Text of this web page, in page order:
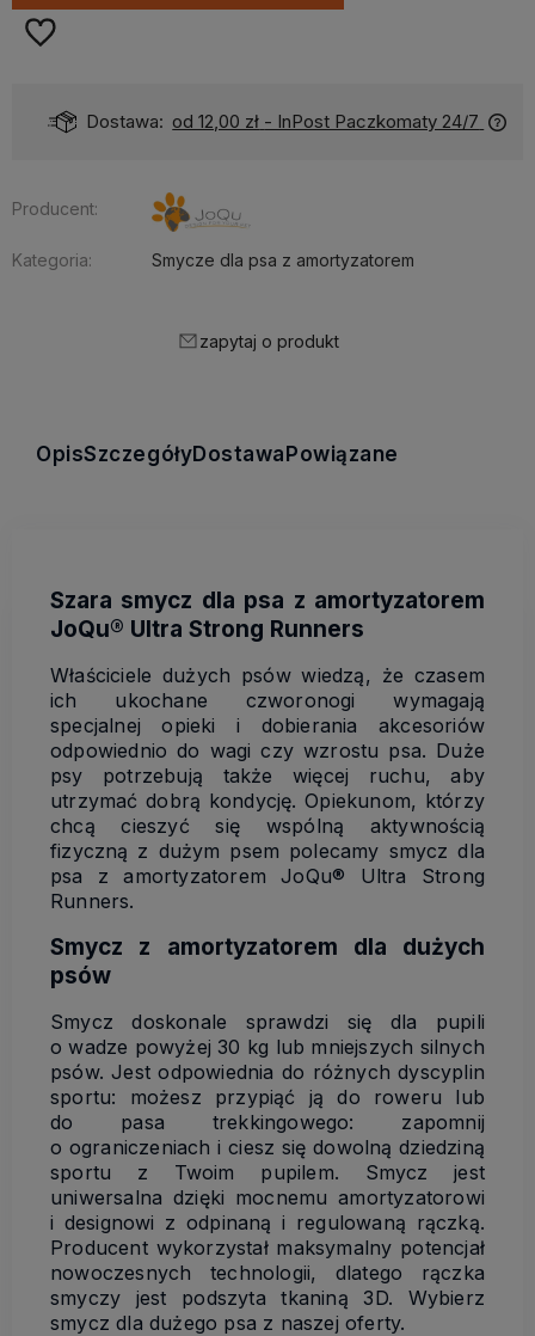
Dostawa: od 12,00 zł - InPost Paczkomaty 24/7
Producent:
Kategoria: Smycze dla psa z amortyzatorem
zapytaj o produkt
OpisSzczegółyDostawaPowiązane
Szara smycz dla psa z amortyzatorem
JoQu® Ultra Strong Runners
Właściciele dużych psów wiedzą, że czasem
ich ukochane czworonogi wymagają
specjalnej opieki i dobierania akcesoriów
odpowiednio do wagi czy wzrostu psa. Duże
psy potrzebują także więcej ruchu, aby
utrzymać dobrą kondycję. Opiekunom, którzy
chcą cieszyć się wspólną aktywnością
fizyczną z dużym psem polecamy smycz dla
psa z amortyzatorem JoQu® Ultra Strong
Runners.
Smycz z amortyzatorem dla dużych
psów
Smycz doskonale sprawdzi się dla pupili
o wadze powyżej 30 kg lub mniejszych silnych
psów. Jest odpowiednia do różnych dyscyplin
sportu: możesz przypiąć ją do roweru lub
do pasa trekkingowego: zapomnij
o ograniczeniach i ciesz się dowolną dziedziną
sportu z Twoim pupilem. Smycz jest
uniwersalna dzięki mocnemu amortyzatorowi
i designowi z odpinaną i regulowaną rączką.
Producent wykorzystał maksymalny potencjał
nowoczesnych technologii, dlatego rączka
smyczy jest podszyta tkaniną 3D. Wybierz
smycz dla dużego psa z naszej oferty.